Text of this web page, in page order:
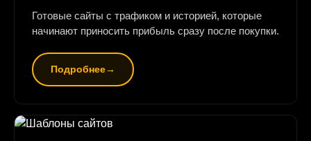
Готовые сайты с трафиком и историей, которые
начинают приносить прибыль сразу после покупки.
Подробнее